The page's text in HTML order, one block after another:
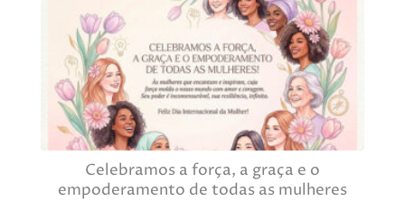
Celebramos a força, a graça e o
empoderamento de todas as mulheres